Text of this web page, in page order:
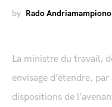
by Rado
La ministre du travail,
envisage d’étendre,
dispositions de